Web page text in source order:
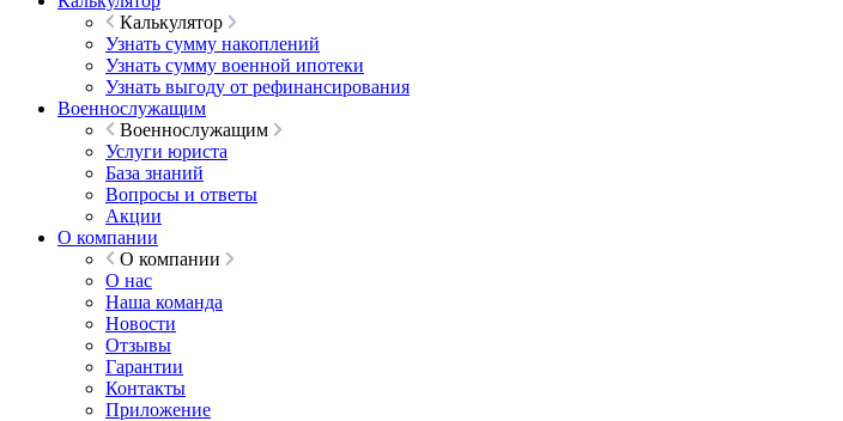
Калькулятор
Узнать сумму накоплений
Узнать сумму военной ипотеки
Узнать выгоду от рефинансирования
Военнослужащим
Военнослужащим
Услуги юриста
База знаний
Вопросы и ответы
Акции
О компании
О компании
О нас
Наша команда
Новости
Отзывы
Гарантии
Контакты
Приложение